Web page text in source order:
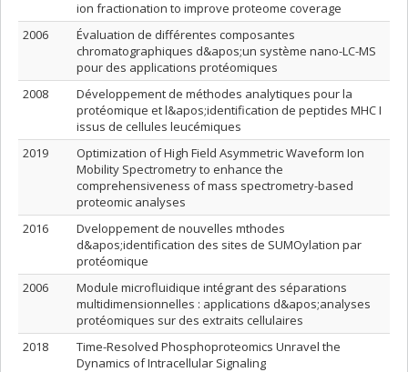
ion fractionation to improve proteome coverage
2006
Évaluation de différentes composantes
chromatographiques d&apos;un système nano-LC-MS
pour des applications protéomiques
2008
Développement de méthodes analytiques pour la
protéomique et l&apos;identification de peptides MHC I
issus de cellules leucémiques
2019
Optimization of High Field Asymmetric Waveform Ion
Mobility Spectrometry to enhance the
comprehensiveness of mass spectrometry-based
proteomic analyses
2016
Dveloppement de nouvelles mthodes
d&apos;identification des sites de SUMOylation par
protéomique
2006
Module microfluidique intégrant des séparations
multidimensionnelles : applications d&apos;analyses
protéomiques sur des extraits cellulaires
2018
Time-Resolved Phosphoproteomics Unravel the
Dynamics of Intracellular Signaling